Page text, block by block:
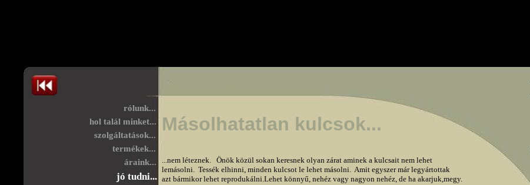
Másolhatatlan kulcsok...
...nem léteznek.   Önök közül sokan keresnek olyan zárat aminek a kulcsait nem lehet
lemásolni.  Tessék elhinni, minden kulcsot le lehet másolni.  Amit egyszer már legyártottak
azt bármikor lehet reprodukálni.Lehet könnyű, nehéz vagy nagyon nehéz, de ha akarjuk,megy.
jó tudni...
áraink...
termékek...
szolgáltatások...
hol talál minket...
rólunk...